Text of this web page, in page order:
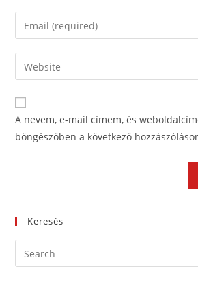
A nevem, e-mail címem, és
böngészőben a következő
Keresés